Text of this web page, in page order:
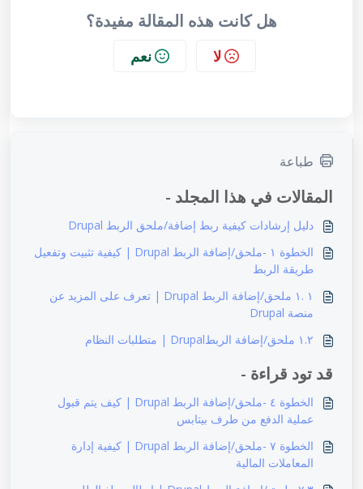
هل كانت هذه المقالة مفيدة؟
لا نعم
طباعة
المقالات في هذا المجلد -
دليل إرشادات كيفية ربط إضافة/ملحق الربط Drupal
الخطوة ١ -ملحق/إضافة الربط Drupal | كيفية تثبيت وتفعيل
طريقة الربط
١ .١ ملحق/إضافة الربط Drupal | تعرف على المزيد عن
منصة Drupal
١.٢ ملحق/إضافة الربطDrupal | متطلبات النظام
قد تود قراءة -
الخطوة ٤ -ملحق/إضافة الربط Drupal | كيف يتم قبول
عملية الدفع من طرف بيتابس
الخطوة ٧ -ملحق/إضافة الربط Drupal | كيفية إدارة
المعاملات المالية